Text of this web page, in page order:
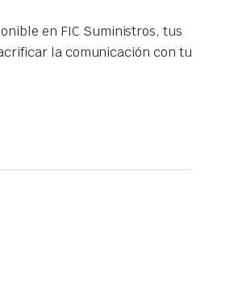
en FIC Suministros, tus
la comunicación con tu